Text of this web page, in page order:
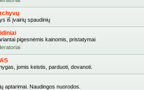
iš įvairių spaudinių
pigesnėmis kainomis, pristatymai
jomis keistis, parduoti, dovanoti.
aptarimai. Naudingos nuorodos.